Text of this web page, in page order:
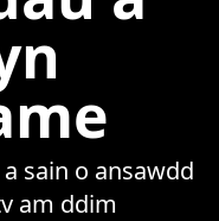
sain o ansawdd
am ddim